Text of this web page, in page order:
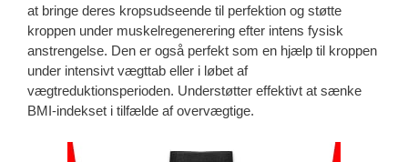
at bringe deres kropsudseende til perfektion og støtte
kroppen under muskelregenerering efter intens fysisk
anstrengelse. Den er også perfekt som en hjælp til kroppen
under intensivt vægttab eller i løbet af
vægtreduktionsperioden. Understøtter effektivt at sænke
BMI-indekset i tilfælde af overvægtige.